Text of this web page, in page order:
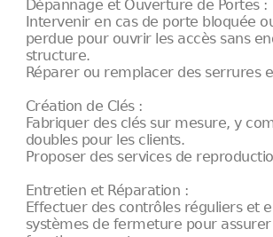
Dépannage et Ouverture de Portes :
Intervenir en cas de porte bloquée
perdue pour ouvrir les accès sans
structure.
Réparer ou remplacer des serrures
Création de Clés :
Fabriquer des clés sur mesure, y
doubles pour les clients.
Proposer des services de
Entretien et Réparation :
Effectuer des contrôles réguliers et
systèmes de fermeture pour